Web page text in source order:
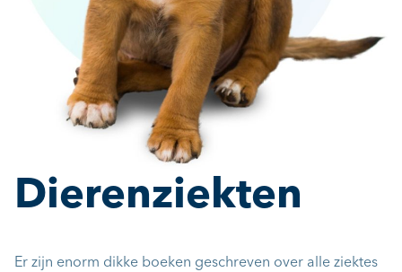
Dierenziekten
Er zijn enorm dikke boeken geschreven over alle ziektes